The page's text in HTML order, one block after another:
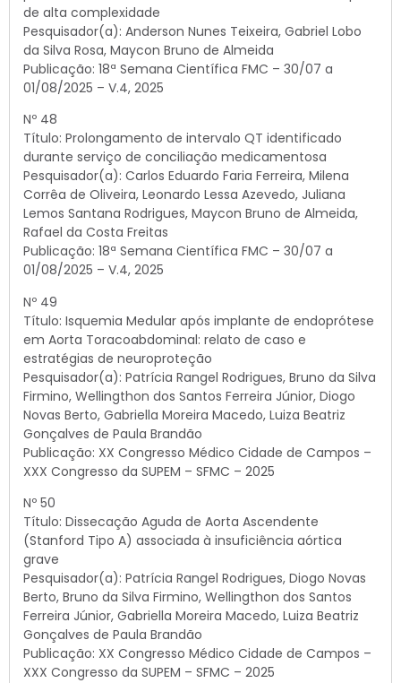
de alta complexidade
Pesquisador(a): Anderson Nunes Teixeira, Gabriel Lobo
da Silva Rosa, Maycon Bruno de Almeida
Publicação: 18ª Semana Científica FMC – 30/07 a
01/08/2025 – V.4, 2025
Nº 48
Título: Prolongamento de intervalo QT identificado
durante serviço de conciliação medicamentosa
Pesquisador(a): Carlos Eduardo Faria Ferreira, Milena
Corrêa de Oliveira, Leonardo Lessa Azevedo, Juliana
Lemos Santana Rodrigues, Maycon Bruno de Almeida,
Rafael da Costa Freitas
Publicação: 18ª Semana Científica FMC – 30/07 a
01/08/2025 – V.4, 2025
Nº 49
Título: Isquemia Medular após implante de endoprótese
em Aorta Toracoabdominal: relato de caso e
estratégias de neuroproteção
Pesquisador(a): Patrícia Rangel Rodrigues, Bruno da Silva
Firmino, Wellingthon dos Santos Ferreira Júnior, Diogo
Novas Berto, Gabriella Moreira Macedo, Luiza Beatriz
Gonçalves de Paula Brandão
Publicação: XX Congresso Médico Cidade de Campos –
XXX Congresso da SUPEM – SFMC – 2025
Nº 50
Título: Dissecação Aguda de Aorta Ascendente
(Stanford Tipo A) associada à insuficiência aórtica
grave
Pesquisador(a): Patrícia Rangel Rodrigues, Diogo Novas
Berto, Bruno da Silva Firmino, Wellingthon dos Santos
Ferreira Júnior, Gabriella Moreira Macedo, Luiza Beatriz
Gonçalves de Paula Brandão
Publicação: XX Congresso Médico Cidade de Campos –
XXX Congresso da SUPEM – SFMC – 2025